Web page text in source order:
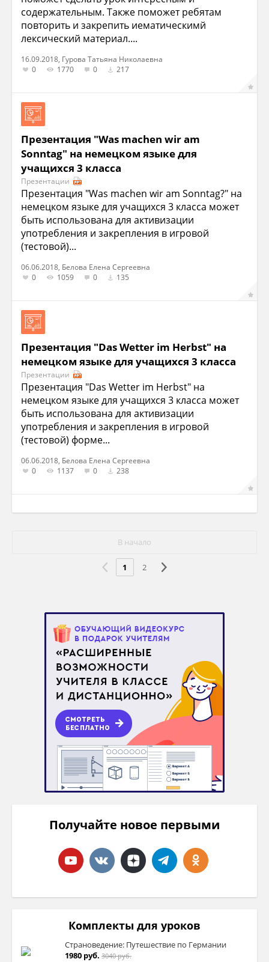
содержательным. Также поможет ребятам
повторить и закрепить иематическимй
лексический материал....
16.09.2018, Гурова Татьяна Николаевна
0
1770 0 217
Презентация "Was machen wir am
Sonntag" на немецком языке для
учащихся 3 класса
Презентации
Презентация "Was machen wir am Sonntag?" на
немецком языке для учащихся 3 класса может
быть использована для активизации
употребления и закрепления в игровой
(тестовой)...
06.06.2018, Белова Елена Сергеевна
0
1059 0 135
Презентация "Das Wetter im Herbst" на
немецком языке для учащихся 3 класса
Презентации
Презентация "Das Wetter im Herbst" на
немецком языке для учащихся 3 класса может
быть использована для активизации
употребления и закрепления в игровой
(тестовой) форме...
06.06.2018, Белова Елена Сергеевна
0
1137 0 238
В начало
1 2
Получайте новое первыми
Комплекты для уроков
Страноведение: Путешествие по Германии
1980 руб. 3040 руб.